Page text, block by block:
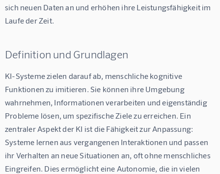
sich neuen Daten an und erhöhen ihre Leistungsfähigkeit im
Laufe der Zeit.
Definition und Grundlagen
KI-Systeme zielen darauf ab, menschliche kognitive
Funktionen zu imitieren. Sie können ihre Umgebung
wahrnehmen, Informationen verarbeiten und eigenständig
Probleme lösen, um spezifische Ziele zu erreichen. Ein
zentraler Aspekt der KI ist die Fähigkeit zur Anpassung:
Systeme lernen aus vergangenen Interaktionen und passen
ihr Verhalten an neue Situationen an, oft ohne menschliches
Eingreifen. Dies ermöglicht eine Autonomie, die in vielen